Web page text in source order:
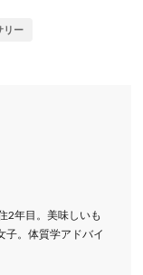
リー
2年目。美味しいも
子。体質学アドバイ